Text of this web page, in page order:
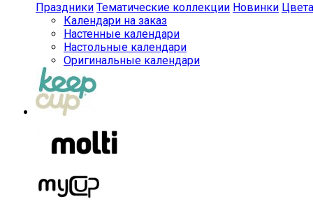
Праздники Тематические коллекции Новинки Цвета
Календари на заказ
Настенные календари
Настольные календари
Оригинальные календари